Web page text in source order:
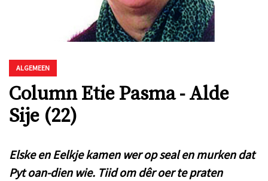
ALGEMEEN
Column Etie Pasma - Alde
Sije (22)
Elske en Eelkje kamen wer op seal en murken dat
Pyt oan-dien wie. Tiid om dêr oer te praten